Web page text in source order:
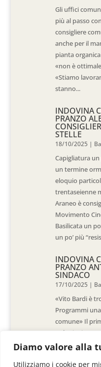
Diamo valore alla
Utilizziamo i cookie per
Gli uffici
più al passo
consigliere
anche per il
pianta
«non è
«Stiamo
stanno...
INDOVINA
PRANZO
STELLE
18/10/2025 |
Capigliatura un
un termine
eloquio
trentaseienne
Araneo è
Movimento
Basilicata un
un po’ più
INDOVINA
PRANZO
SINDACO
17/10/2025 |
«Vito Bardi è
Programmi
comune» Il
«L’ho invitato
al Pantano, ma
sensazione è